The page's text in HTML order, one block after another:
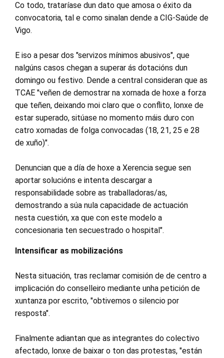
Co todo, trataríase dun dato que amosa o éxito da
convocatoria, tal e como sinalan dende a CIG-Saúde de
Vigo.
E iso a pesar dos "servizos mínimos abusivos", que
nalgúns casos chegan a superar ás dotacións dun
domingo ou festivo. Dende a central consideran que as
TCAE "veñen de demostrar na xornada de hoxe a forza
que teñen, deixando moi claro que o conflito, lonxe de
estar superado, sitúase no momento máis duro con
catro xornadas de folga convocadas (18, 21, 25 e 28
de xuño)".
Denuncian que a día de hoxe a Xerencia segue sen
aportar solucións e intenta descargar a
responsabilidade sobre as traballadoras/as,
demostrando a súa nula capacidade de actuación
nesta cuestión, xa que con este modelo a
concesionaria ten secuestrado o hospital".
Intensificar as mobilizacións
Nesta situación, tras reclamar comisión de de centro a
implicación do conselleiro mediante unha petición de
xuntanza por escrito, "obtivemos o silencio por
resposta".
Finalmente adiantan que as integrantes do colectivo
afectado, lonxe de baixar o ton das protestas, "están